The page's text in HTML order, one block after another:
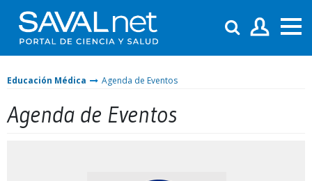
Educación Médica Agenda de Eventos
Agenda de Eventos